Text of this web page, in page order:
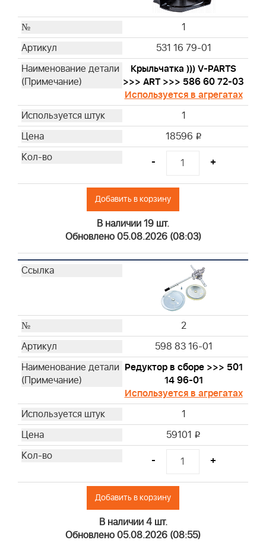
22
24
25
26
28
29
36
1
531 16 79-01
Крыльчатка ))) V-PARTS
>>> ART >>> 586 60 72-03
Используется в агрегатах
1
18596 i
- +
Добавить в корзину
В наличии 19 шт.
Обновлено 05.08.2026 (08:03)
2
598 83 16-01
Редуктор в сборе >>> 501
14 96-01
Используется в агрегатах
1
59101 i
- +
Добавить в корзину
В наличии 4 шт.
Обновлено 05.08.2026 (08:55)